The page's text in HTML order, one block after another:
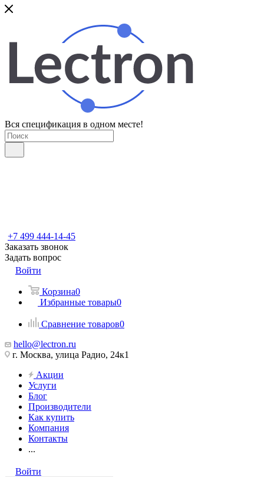
Вся спецификация в одном месте!
+7 499 444-14-45
Заказать звонок
Задать вопрос
Войти
Корзина0
Избранные товары0
Сравнение товаров0
hello@lectron.ru
г. Москва, улица Радио, 24к1
Акции
Услуги
Блог
Производители
Как купить
Компания
Контакты
...
Войти